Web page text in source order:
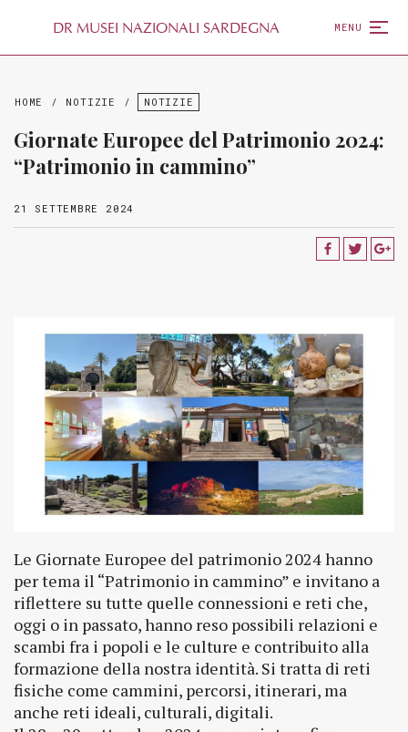
DR MUSEI NAZIONALI SARDEGNA MENU
HOME / NOTIZIE / NOTIZIE
Giornate Europee del Patrimonio 2024:
“Patrimonio in cammino”
21 SETTEMBRE 2024
Le Giornate Europee del patrimonio 2024 hanno
per tema il “Patrimonio in cammino” e invitano a
riflettere su tutte quelle connessioni e reti che,
oggi o in passato, hanno reso possibili relazioni e
scambi fra i popoli e le culture e contribuito alla
formazione della nostra identità. Si tratta di reti
fisiche come cammini, percorsi, itinerari, ma
anche reti ideali, culturali, digitali.